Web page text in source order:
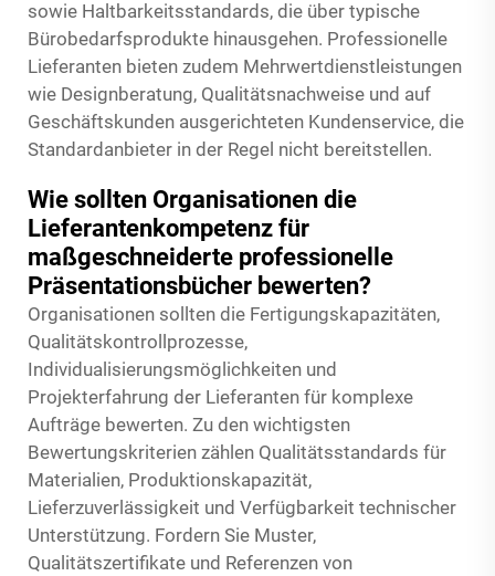
sowie Haltbarkeitsstandards, die über typische
Bürobedarfsprodukte hinausgehen. Professionelle
Lieferanten bieten zudem Mehrwertdienstleistungen
wie Designberatung, Qualitätsnachweise und auf
Geschäftskunden ausgerichteten Kundenservice, die
Standardanbieter in der Regel nicht bereitstellen.
Wie sollten Organisationen die
Lieferantenkompetenz für
maßgeschneiderte professionelle
Präsentationsbücher bewerten?
Organisationen sollten die Fertigungskapazitäten,
Qualitätskontrollprozesse,
Individualisierungsmöglichkeiten und
Projekterfahrung der Lieferanten für komplexe
Aufträge bewerten. Zu den wichtigsten
Bewertungskriterien zählen Qualitätsstandards für
Materialien, Produktionskapazität,
Lieferzuverlässigkeit und Verfügbarkeit technischer
Unterstützung. Fordern Sie Muster,
Qualitätszertifikate und Referenzen von